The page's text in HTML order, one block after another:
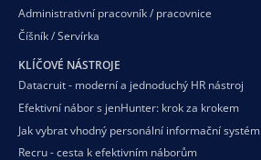
Administrativní pracovník / pracovnice
Číšník / Servírka
KLÍČOVÉ NÁSTROJE
Datacruit - moderní a jednoduchý HR nástroj
Efektivní nábor s jenHunter: krok za krokem
Jak vybrat vhodný personální informační systém
Recru - cesta k efektivním náborům